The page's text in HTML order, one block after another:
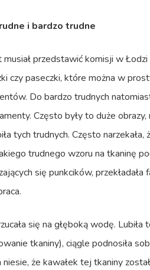
i bardzo trudne
musiał przedstawić komisji w
czy paseczki, które można w
Do bardzo trudnych
Często były to duże
tych trudnych. Często
trudnego wzoru na tkaninę
się punkcików,
się na głęboką wodę.
tkaniny), ciągle podnosiła
że kawałek tej tkaniny